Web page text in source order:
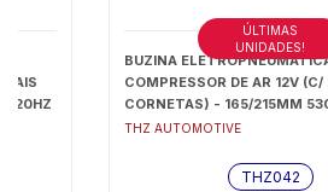
20HZ
BUZINA
COMPRESSOR DE AR 12V (C/
CORNETAS) - 165/215MM
DB PRESSAO AR: 0,3 - 1,0
THZ AUTOMOTIVE
ÚLTIMAS
UNIDADES!
THZ042